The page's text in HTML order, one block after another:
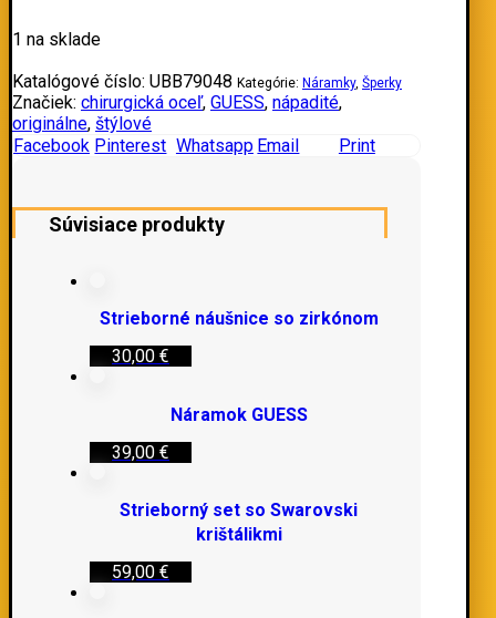
1 na sklade
Katalógové číslo: UBB79048 Kategórie: Náramky, Šperky
Značiek: chirurgická oceľ, GUESS, nápadité,
originálne, štýlové
Facebook Pinterest Whatsapp Email Print
Súvisiace produkty
Strieborné náušnice so zirkónom
30,00 €
Náramok GUESS
39,00 €
Strieborný set so Swarovski
krištálikmi
59,00 €